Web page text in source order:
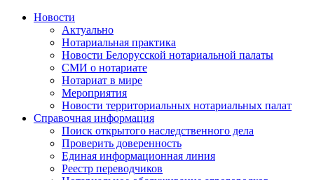
Новости
Актуально
Нотариальная практика
Новости Белорусской нотариальной палаты
СМИ о нотариате
Нотариат в мире
Мероприятия
Новости территориальных нотариальных палат
Справочная информация
Поиск открытого наследственного дела
Проверить доверенность
Единая информационная линия
Реестр переводчиков